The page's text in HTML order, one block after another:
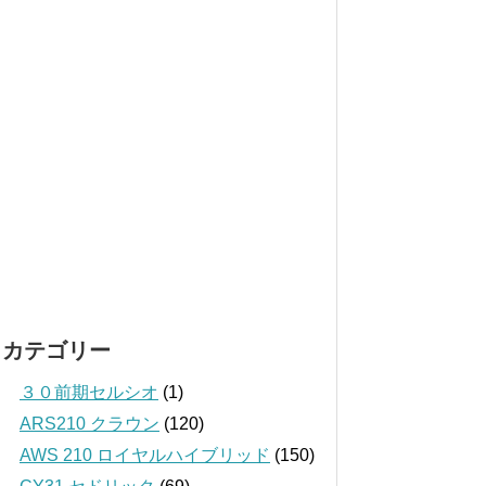
カテゴリー
３０前期セルシオ (1)
ARS210 クラウン (120)
AWS 210 ロイヤルハイブリッド (150)